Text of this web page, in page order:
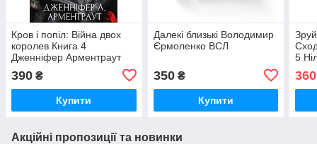
Кров і попіл: Війна двох
королев Книга 4
Дженніфер Арментраут
390 ₴
Купити
Далекі близькі Володимир
Єрмоленко ВСЛ
350₴
Купити
5
360
Акційні пропозиції та новинки